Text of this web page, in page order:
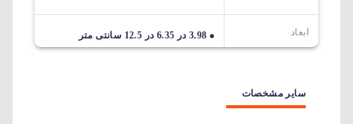
ابعاد 3.98 در 6.35 در 12.5 سانتی متر
سایر مشخصات